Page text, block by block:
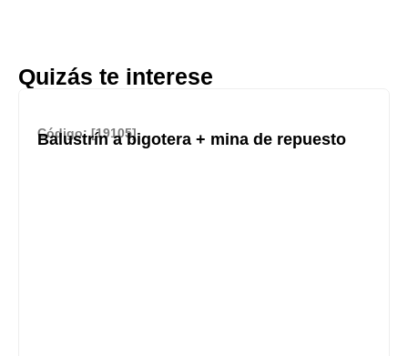
Quizás te interese
Código: [19105]
Balustrín a bigotera + mina de repuesto